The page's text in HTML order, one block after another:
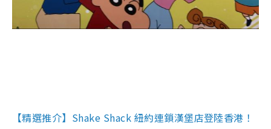
【精選推介】Shake Shack 紐約連鎖漢堡店登陸香港！